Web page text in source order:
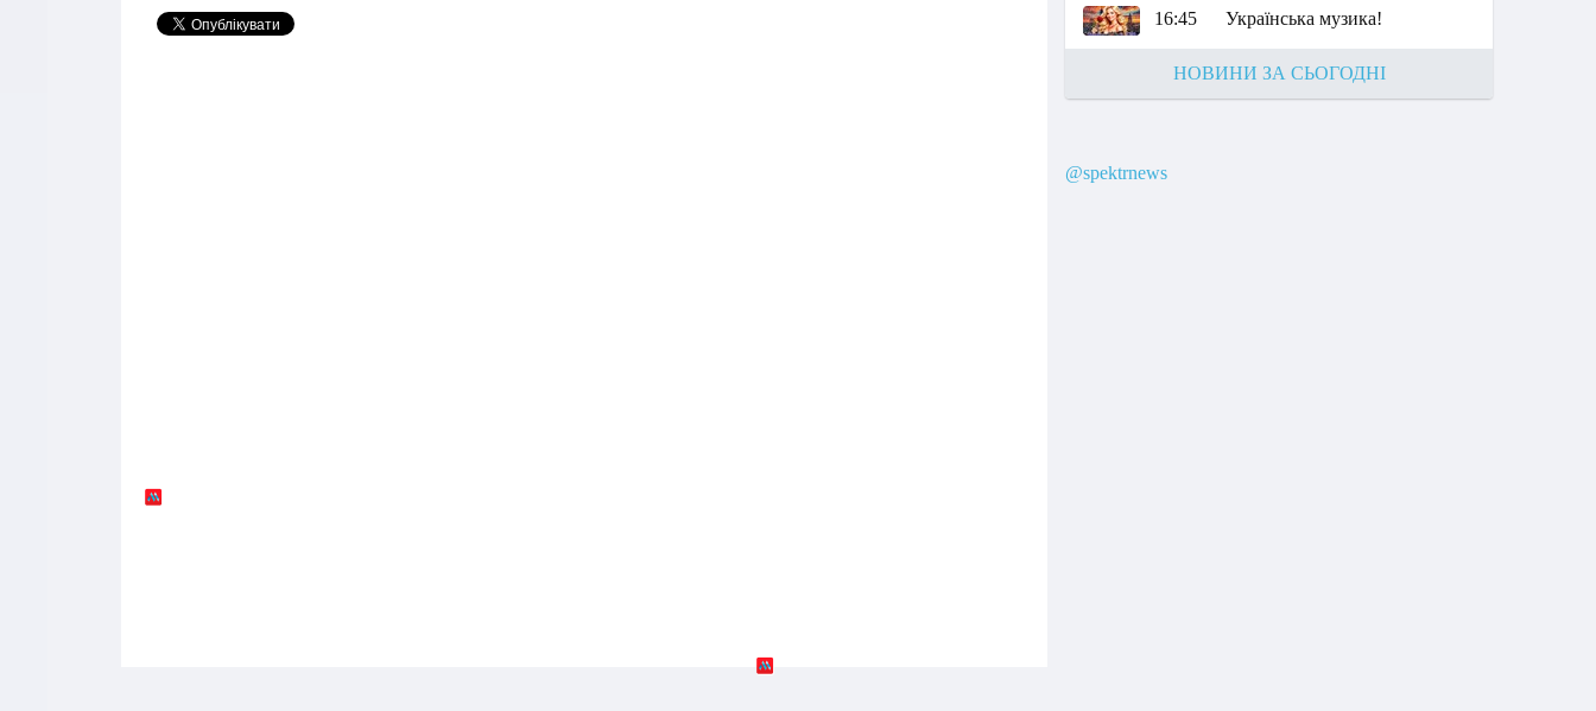
16:45 Українська музика!
НОВИНИ ЗА СЬОГОДНІ
@spektrnews